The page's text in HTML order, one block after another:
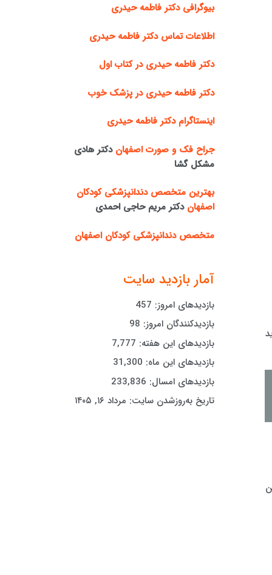
بیوگرافی دکتر فاطمه حیدری
اطلاعات تماس دکتر فاطمه حیدری
دکتر فاطمه حیدری در کتاب اول
دکتر فاطمه حیدری در پزشک خوب
اینستاگرام دکتر فاطمه حیدری
جراح فک و صورت اصفهان دکتر هادی
مشکل گشا
بهترین متخصص دندانپزشکی کودکان
اصفهان دکتر مریم حاجی احمدی
متخصص دندانپزشکی کودکان اصفهان
آمار بازدید سایت
بازدیدهای امروز: 457
بازدیدکنندگان امروز: 98
بازدیدهای این هفته: 7,777
بازدیدهای این ماه: 31,300
بازدیدهای امسال: 233,836
تاریخ به‌روزشدن سایت: مرداد ۱۶, ۱۴۰۵